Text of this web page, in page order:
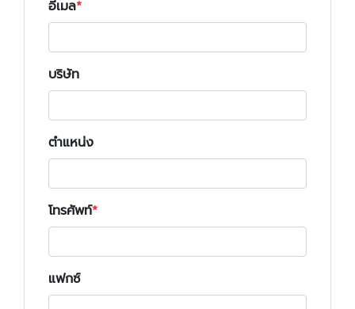
อีเมล
บริษัท
ตำแหน่ง
โทรศัพท์
แฟกซ์